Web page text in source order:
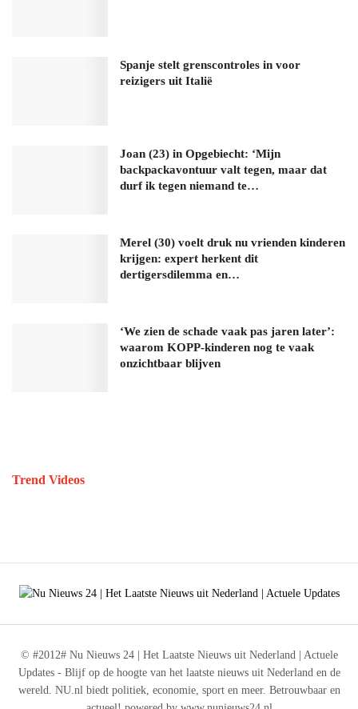
Spanje stelt grenscontroles in voor
reizigers uit Italië
Joan (23) in Opgebiecht: ‘Mijn
backpackavontuur valt tegen, maar dat
durf ik tegen niemand te…
Merel (30) voelt druk nu vrienden kinderen
krijgen: expert herkent dit
dertigersdilemma en…
‘We zien de schade vaak pas jaren later’:
waarom KOPP-kinderen nog te vaak
onzichtbaar blijven
Trend Videos
© #2012# Nu Nieuws 24 | Het Laatste Nieuws uit Nederland | Actuele
Updates - Blijf op de hoogte van het laatste nieuws uit Nederland en de
wereld. NU.nl biedt politiek, economie, sport en meer. Betrouwbaar en